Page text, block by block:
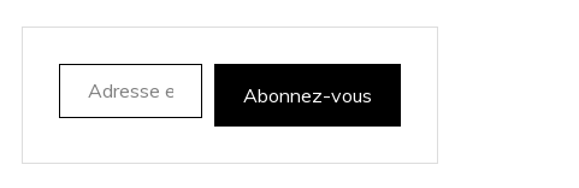
Adresse e-mail
Abonnez-vous